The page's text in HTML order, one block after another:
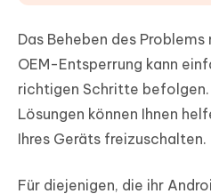
Das Beheben des
OEM-Entsperrung kann
richtigen Schritte
Lösungen können Ihnen
Ihres Geräts freizuschalten.
Für diejenigen, die ihr